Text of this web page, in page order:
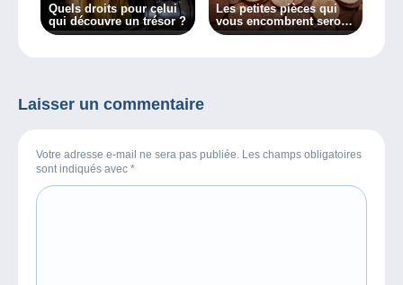
Quels droits pour celui
qui découvre un trésor ?
Les petites pièces qui
vous encombrent seront
peut-être bientôt source
Laisser un commentaire
Votre adresse e-mail ne sera pas publiée. Les champs obligatoires
sont indiqués avec *